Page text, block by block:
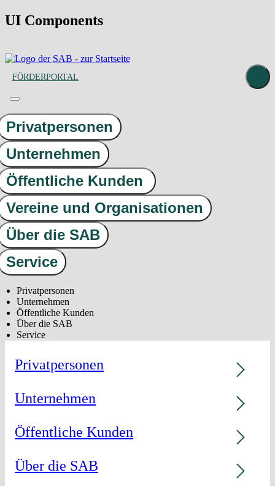
UI Components
FÖRDERPORTAL
Privatpersonen
Unternehmen
Öffentliche Kunden
Vereine und Organisationen
Über die SAB
Service
Privatpersonen
Unternehmen
Öffentliche Kunden
Über die SAB
Service
Privatpersonen
Unternehmen
Öffentliche Kunden
Über die SAB